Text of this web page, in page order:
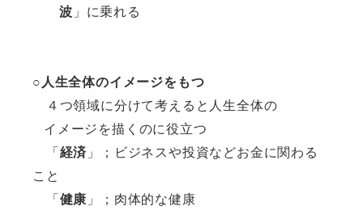
波 」に乗れる
○ 人生全体のイメージをもつ
４つ領域に分けて考えると人生全体の
イメージを描くのに役立つ
「 経済 」；ビジネスや投資などお金に関わる
こと
「 健康 」；肉体的な健康